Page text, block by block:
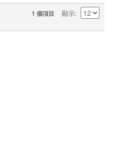
1 個項目 顯示